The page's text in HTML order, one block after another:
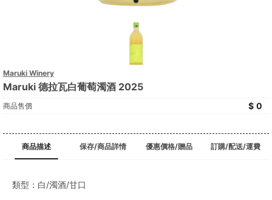
Maruki Winery
Maruki 德拉瓦白葡萄濁酒 2025
商品售價 0
商品描述 保存/商品詳情 優惠價格/贈品 訂購/配送/運費
類型：白/濁酒/甘口